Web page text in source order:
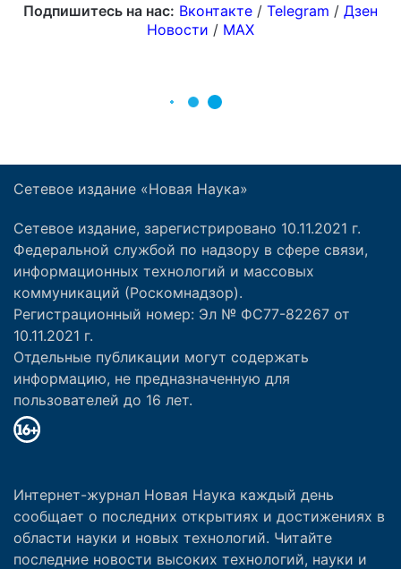
Сетевое издание «Новая Наука»
Сетевое издание, зарегистрировано 10.11.2021 г.
Федеральной службой по надзору в сфере связи,
информационных технологий и массовых
коммуникаций (Роскомнадзор).
Регистрационный номер: Эл № ФС77-82267 от
10.11.2021 г.
Отдельные публикации могут содержать
информацию, не предназначенную для
пользователей до 16 лет.
Интернет-журнал Новая Наука каждый день
сообщает о последних открытиях и достижениях в
области науки и новых технологий. Читайте
последние новости высоких технологий, науки и